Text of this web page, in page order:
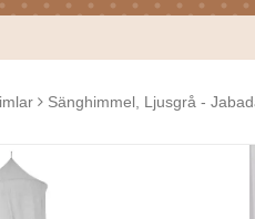
Sänghimmel, Ljusgrå -